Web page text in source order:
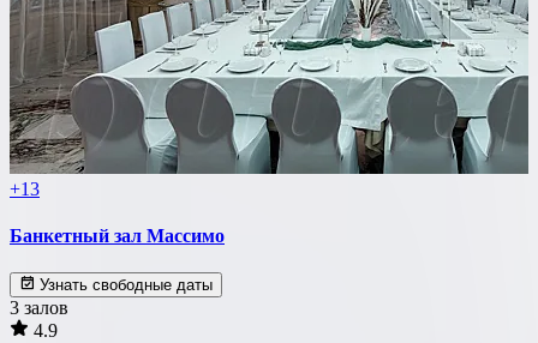
+13
Банкетный зал Массимо
Узнать свободные даты
3 залов
4.9